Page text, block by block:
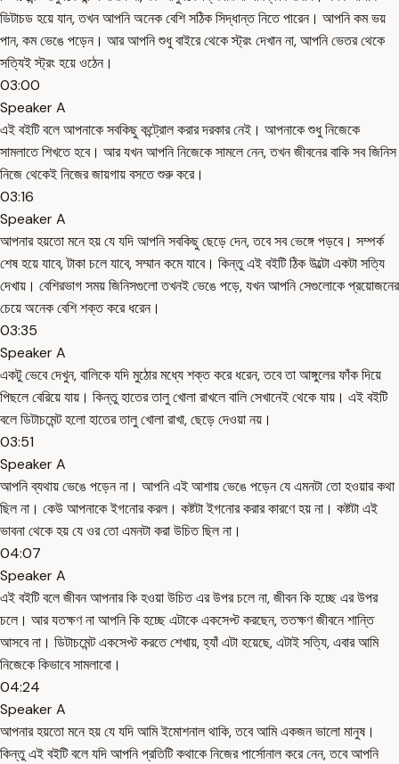
ডিটাচড হয়ে যান, তখন আপনি অনেক বেশি সঠিক সিদ্ধান্ত নিতে পারেন। আপনি কম ভয়
পান, কম ভেঙে পড়েন। আর আপনি শুধু বাইরে থেকে স্ট্রং দেখান না, আপনি ভেতর থেকে
সত্যিই স্ট্রং হয়ে ওঠেন।
03:00
Speaker A
এই বইটি বলে আপনাকে সবকিছু কন্ট্রোল করার দরকার নেই। আপনাকে শুধু নিজেকে
সামলাতে শিখতে হবে। আর যখন আপনি নিজেকে সামলে নেন, তখন জীবনের বাকি সব জিনিস
নিজে থেকেই নিজের জায়গায় বসতে শুরু করে।
03:16
Speaker A
আপনার হয়তো মনে হয় যে যদি আপনি সবকিছু ছেড়ে দেন, তবে সব ভেঙ্গে পড়বে। সম্পর্ক
শেষ হয়ে যাবে, টাকা চলে যাবে, সম্মান কমে যাবে। কিন্তু এই বইটি ঠিক উল্টো একটা সত্যি
দেখায়। বেশিরভাগ সময় জিনিসগুলো তখনই ভেঙে পড়ে, যখন আপনি সেগুলোকে প্রয়োজনের
চেয়ে অনেক বেশি শক্ত করে ধরেন।
03:35
Speaker A
একটু ভেবে দেখুন, বালিকে যদি মুঠোর মধ্যে শক্ত করে ধরেন, তবে তা আঙ্গুলের ফাঁক দিয়ে
পিছলে বেরিয়ে যায়। কিন্তু হাতের তালু খোলা রাখলে বালি সেখানেই থেকে যায়। এই বইটি
বলে ডিটাচমেন্ট হলো হাতের তালু খোলা রাখা, ছেড়ে দেওয়া নয়।
03:51
Speaker A
আপনি ব্যথায় ভেঙে পড়েন না। আপনি এই আশায় ভেঙে পড়েন যে এমনটা তো হওয়ার কথা
ছিল না। কেউ আপনাকে ইগনোর করল। কষ্টটা ইগনোর করার কারণে হয় না। কষ্টটা এই
ভাবনা থেকে হয় যে ওর তো এমনটা করা উচিত ছিল না।
04:07
Speaker A
এই বইটি বলে জীবন আপনার কি হওয়া উচিত এর উপর চলে না, জীবন কি হচ্ছে এর উপর
চলে। আর যতক্ষণ না আপনি কি হচ্ছে এটাকে একসেপ্ট করছেন, ততক্ষণ জীবনে শান্তি
আসবে না। ডিটাচমেন্ট একসেপ্ট করতে শেখায়, হ্যাঁ এটা হয়েছে, এটাই সত্যি, এবার আমি
নিজেকে কিভাবে সামলাবো।
04:24
Speaker A
আপনার হয়তো মনে হয় যে যদি আমি ইমোশনাল থাকি, তবে আমি একজন ভালো মানুষ।
কিন্তু এই বইটি বলে যদি আপনি প্রতিটি কথাকে নিজের পার্সোনাল করে নেন, তবে আপনি